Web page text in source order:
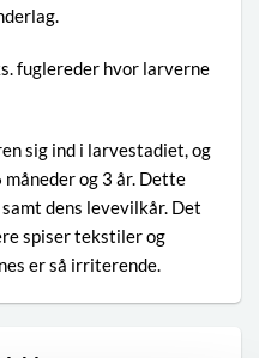
fuglereder hvor larverne
sig ind i larvestadiet, og
og 3 år. Dette
dens levevilkår. Det
spiser tekstiler og
er så irriterende.